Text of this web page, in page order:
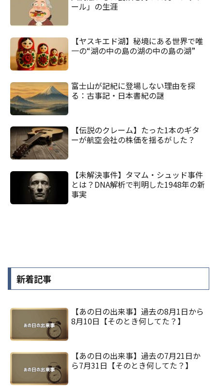
ール」の生涯
【ヤスキエド湖】秘境にある世界で唯
一の“湖の中の島の湖の中の島の湖”
富士山が記紀に登場しない理由を探
る：古事記・日本書紀の謎
【伝説のクレーム】たった1本のギタ
ーが航空会社の株価を揺るがした？
【未解決事件】タマム・シュッド事件
とは？DNA解析で判明した1948年の新
事実
新着記事
【あの日の出来事】過去の8月1日から
8月10日【そのとき何してた？】
【あの日の出来事】過去の7月21日か
ら7月31日【そのとき何してた？】